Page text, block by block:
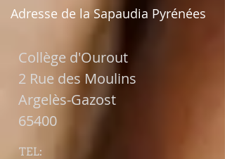
Collège d'Ourout
2 Rue des Moulins
Argelès-Gazost
65400
TEL:
Adresse de la Sapaudia Pyrénées